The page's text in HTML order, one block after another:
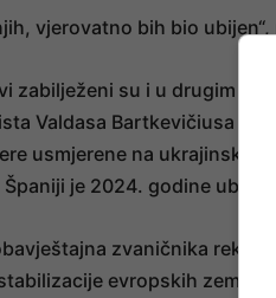
vjerovatno bih bio
zabilježeni su i u drugim
Valdasa Bartkevičiusa i
usmjerene na ukrajinske i
je 2024. godine ubijen
zvaničnika rekla
evropskih